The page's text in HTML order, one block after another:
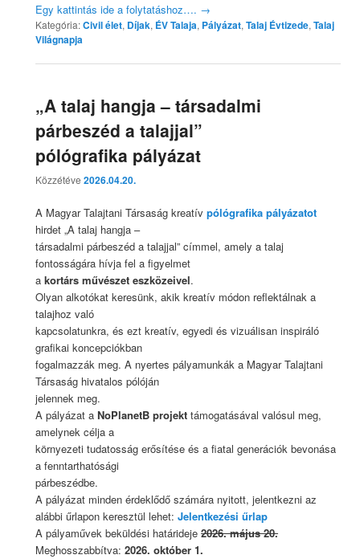
Egy kattintás ide a folytatáshoz…. →
Kategória:Civil élet, Díjak, ÉV Talaja, Pályázat,Talaj Évtizede,Talaj
Világnapja
„A talaj hangja – társadalmi
párbeszéd a talajjal”
pólógrafika pályázat
Közzétéve2026.04.20.
A Magyar Talajtani Társaság kreatívpólógrafika pályázatot
hirdet „A talaj hangja –
társadalmi párbeszéd a talajjal” címmel, amely a talaj
fontosságára hívja fel a figyelmet
akortárs művészet eszközeivel.
Olyan alkotókat keresünk, akik kreatív módon reflektálnak a
talajhoz való
kapcsolatunkra, és ezt kreatív, egyedi és vizuálisan inspiráló
grafikai koncepciókban
fogalmazzák meg. A nyertes pályamunkák a Magyar Talajtani
Társaság hivatalos pólóján
jelennek meg.
A pályázat aNoPlanetB projekt támogatásával valósul meg,
amelynek célja a
környezeti tudatosság erősítése és a fiatal generációk bevonása
a fenntarthatósági
párbeszédbe.
A pályázat minden érdeklődő számára nyitott, jelentkezni az
alábbi űrlapon keresztül lehet:Jelentkezési űrlap
A pályaművek beküldési határideje2026. május 20.
Meghosszabbítva:2026. október 1.